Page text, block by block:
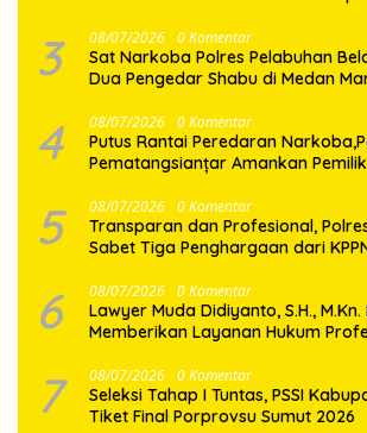
3 08/07/2026 0 Komentar
Sat Narkoba Polres Pelabuhan
Dua Pengedar Shabu di Medan
4 08/07/2026 0 Komentar
Putus Rantai Peredaran
Pematangsianțar Amankan
5 08/07/2026 0 Komentar
Transparan dan Profesional,
Sabet Tiga Penghargaan dari
6 08/07/2026 0 Komentar
Lawyer Muda Didiyanto, S.H.,
Memberikan Layanan Hukum
7 08/07/2026 0 Komentar
Seleksi Tahap I Tuntas, PSSI
Tiket Final Porprovsu Sumut 2026